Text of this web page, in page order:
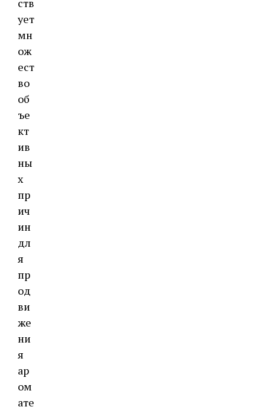
ует
мн
ож
ест
во
об
ъе
кт
ив
ны
х
пр
ич
ин
дл
я
пр
од
ви
же
ни
я
ар
ом
ате